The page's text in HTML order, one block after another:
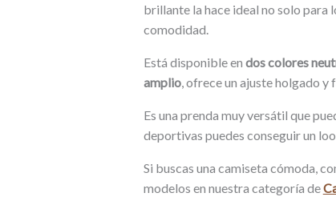
brillante la hace ideal no solo para
comodidad.
Está disponible en dos colores
amplio, ofrece un ajuste holgado y
Es una prenda muy versátil que
deportivas puedes conseguir un
Si buscas una camiseta cómoda,
modelos en nuestra categoría de